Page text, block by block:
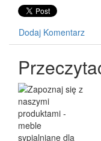
Dodaj Komentarz